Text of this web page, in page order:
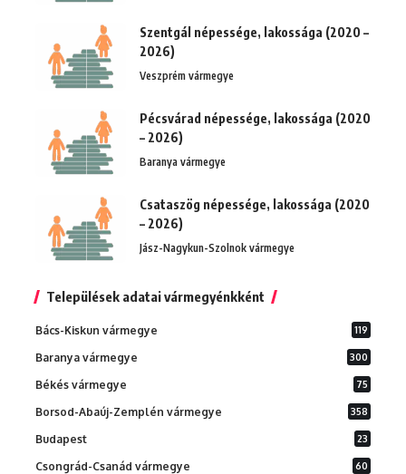
Szentgál népessége, lakossága (2020 –
2026)
Veszprém vármegye
Pécsvárad népessége, lakossága (2020
– 2026)
Baranya vármegye
Csataszög népessége, lakossága (2020
– 2026)
Jász-Nagykun-Szolnok vármegye
Települések adatai vármegyénkként
Bács-Kiskun vármegye 119
Baranya vármegye 300
Békés vármegye 75
Borsod-Abaúj-Zemplén vármegye 358
Budapest 23
Csongrád-Csanád vármegye 60